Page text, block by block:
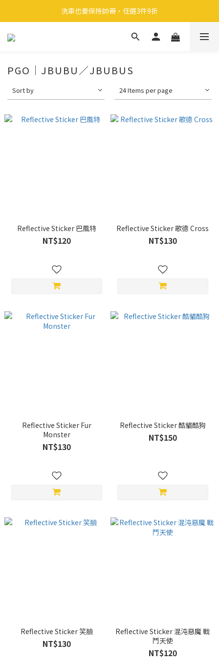
🎉 全館滿 599 免運（台灣本島）下單後 2 個工作天內寄出
洗車也要保持帥哥，任選3件9折
領取40元購物金
PGO｜JBUBU／JBUBUS
Sort by 24 Items per page
Reflective Sticker 巴風特
NT$120
Reflective Sticker 歌德 Cross
NT$130
Reflective Sticker Fur
Monster
NT$130
Reflective Sticker 酷貓酷狗
NT$150
Reflective Sticker 笑臉
NT$130
Reflective Sticker 混沌惡魔 戰
鬥天使
NT$120